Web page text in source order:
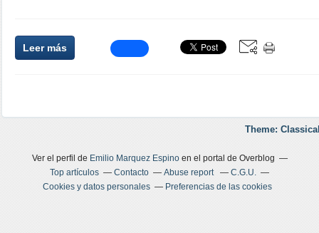
Leer más
Theme:
Ver el perfil de Emilio Marquez Espinoen el portal de Overblog
Top artículos
Contacto Abuse report
C.G.U.
Cookies y datos personales
Preferencias de las cookies